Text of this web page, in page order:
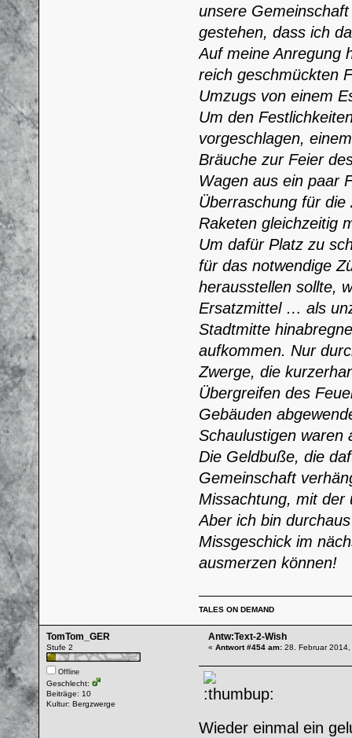
unsere
gestehen, dass ich
Auf meine Anregung
reich geschmückten
Umzugs von einem
Um den
vorgeschlagen,
Bräuche zur Feier
Wagen aus ein paar
Überraschung für
Raketen gleichzeitig
Um dafür Platz zu
für das notwendige
herausstellen sollte,
Ersatzmittel … als
Stadtmitte
aufkommen. Nur
Zwerge, die
Übergreifen des
Gebäuden
Schaulustigen waren
Die Geldbuße, die
Gemeinschaft
Missachtung, mit der
Aber ich bin
Missgeschick im
ausmerzen können!
TALES ON DEMAND
TomTom_GER
Stufe 2
Offline
Geschlecht:
Beiträge: 10
Kultur: Bergzwerge
Antw:Text-2-Wish
«Antwort #454 am: 28. Februar
Wieder einmal ein